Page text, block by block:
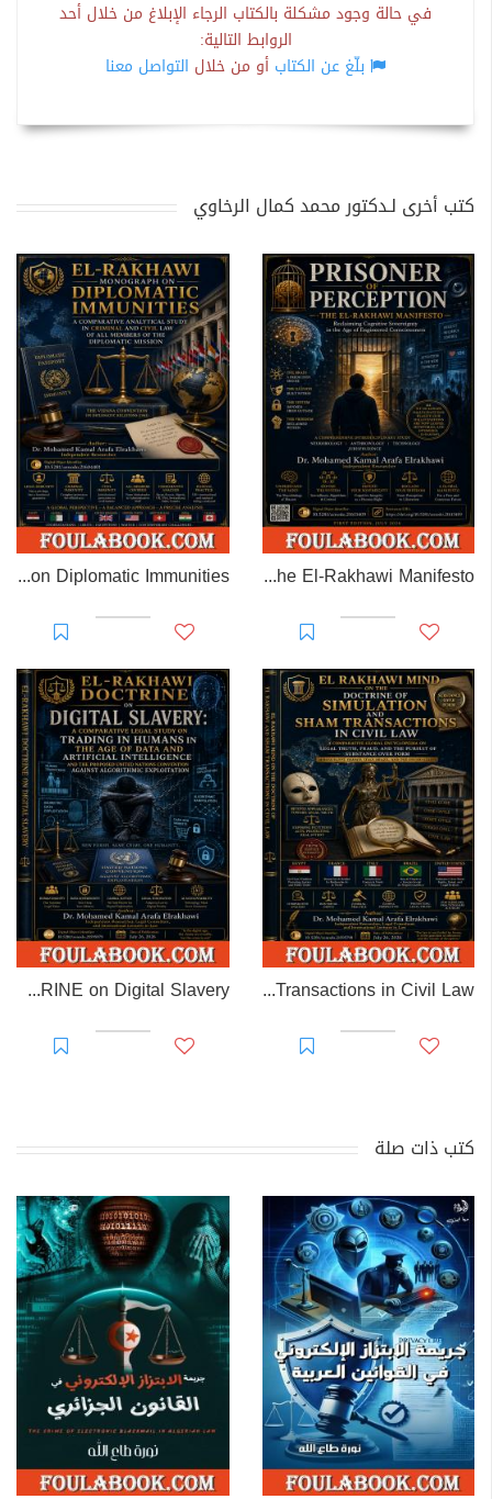
في حالة وجود مشكلة بالكتاب الرجاء الإبلاغ من خلال أحد
الروابط التالية:
بلّغ عن الكتاب أو من خلال التواصل معنا
كتب أخرى لـدكتور محمد كمال الرخاوي
Prisoner of Perception: The El-Rakhawi Manifesto
EL-RAKHAWI MONOGRAPH on Diplomatic Immunities
EL RAKHAWI MIND on the Doctrine of Simulation and Sham Transactions in Civil Law
EL-RAKHAWI DOCTRINE on Digital Slavery
كتب ذات صلة